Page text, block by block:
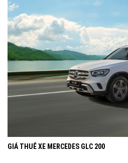
GIÁ THUÊ XE MERCEDES GLC 200